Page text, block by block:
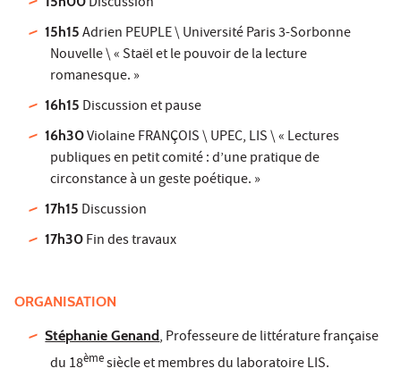
15h15 Adrien PEUPLE \ Université Paris 3-Sorbonne
Nouvelle \ « Staël et le pouvoir de la lecture
romanesque. »
16h15 Discussion et pause
16h30Violaine FRANÇOIS \ UPEC, LIS \ « Lectures
publiques en petit comité : d’une pratique de
circonstance à un geste poétique. »
17h15 Discussion
17h30 Fin des travaux
ORGANISATION
Stéphanie Genand, Professeure de littérature française
du 18èmesiècle et membres du laboratoire LIS.